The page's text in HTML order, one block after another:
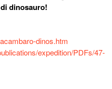
dinosauro!
dinos.htm
expedition/PDFs/47-